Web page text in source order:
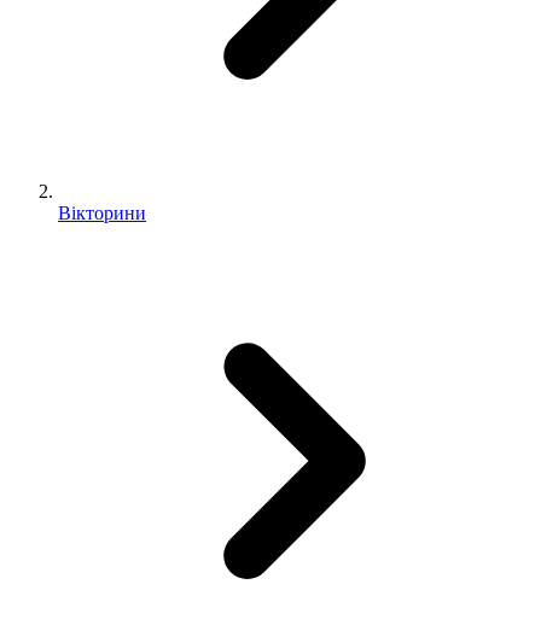
Вікторини